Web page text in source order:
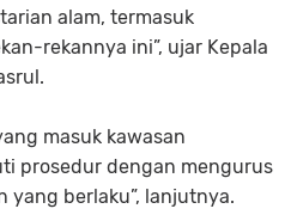
alam, termasuk
rekannya ini”, ujar Kepala
masuk kawasan
prosedur dengan mengurus
yang berlaku”, lanjutnya.